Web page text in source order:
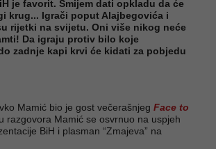
je favorit. Smijem dati opkladu da će
krug... Igrači poput Alajbegovića i
rijetki na svijetu. Oni više nikog neće
Da igraju protiv bilo koje
zadnje kapi krvi će kidati za pobjedu
Mamić bio je gost večerašnjeg Face to
razgovora Mamić se osvrnuo na uspjeh
BiH i plasman “Zmajeva” na